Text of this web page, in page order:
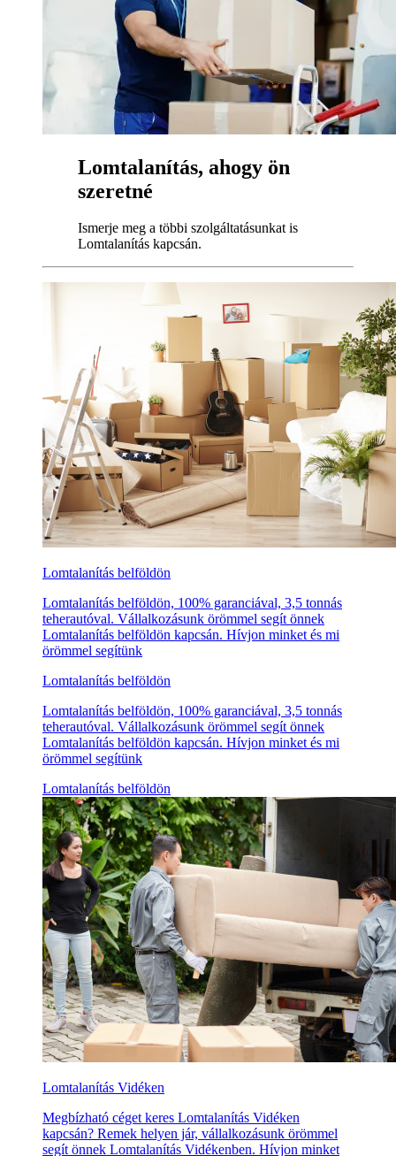
Lomtalanítás, ahogy ön
szeretné
Ismerje meg a többi szolgáltatásunkat is
Lomtalanítás kapcsán.
Lomtalanítás belföldön
Lomtalanítás belföldön, 100% garanciával, 3,5 tonnás
teherautóval. Vállalkozásunk örömmel segít önnek
Lomtalanítás belföldön kapcsán. Hívjon minket és mi
örömmel segítünk
Lomtalanítás belföldön
Lomtalanítás belföldön, 100% garanciával, 3,5 tonnás
teherautóval. Vállalkozásunk örömmel segít önnek
Lomtalanítás belföldön kapcsán. Hívjon minket és mi
örömmel segítünk
Lomtalanítás belföldön
Lomtalanítás Vidéken
Megbízható céget keres Lomtalanítás Vidéken
kapcsán? Remek helyen jár, vállalkozásunk örömmel
segít önnek Lomtalanítás Vidékenben. Hívjon minket